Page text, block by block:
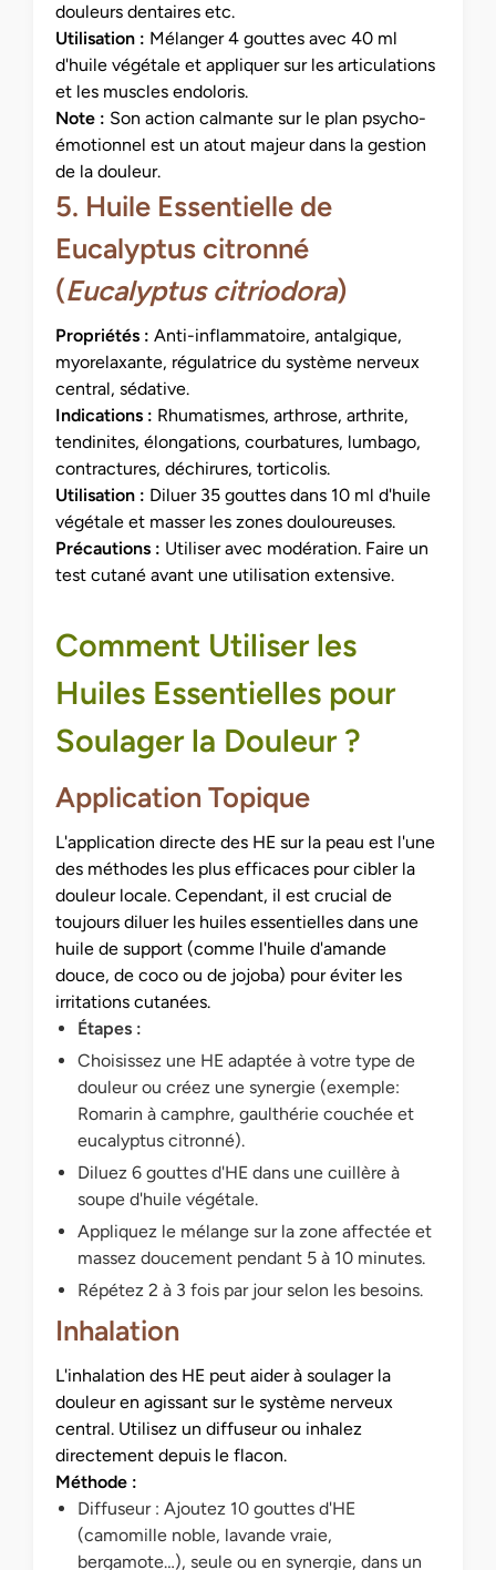
douleurs dentaires etc.
Utilisation : Mélanger 4 gouttes avec 40 ml
d'huile végétale et appliquer sur les articulations
et les muscles endoloris.
Note : Son action calmante sur le plan psycho-
émotionnel est un atout majeur dans la gestion
de la douleur.
5. Huile Essentielle de
Eucalyptus citronné
(Eucalyptus citriodora)
Propriétés : Anti-inflammatoire, antalgique,
myorelaxante, régulatrice du système nerveux
central, sédative.
Indications : Rhumatismes, arthrose, arthrite,
tendinites, élongations, courbatures, lumbago,
contractures, déchirures, torticolis.
Utilisation : Diluer 35 gouttes dans 10 ml d'huile
végétale et masser les zones douloureuses.
Précautions : Utiliser avec modération. Faire un
test cutané avant une utilisation extensive.
Comment Utiliser les
Huiles Essentielles pour
Soulager la Douleur ?
Application Topique
L'application directe des HE sur la peau est l'une
des méthodes les plus efficaces pour cibler la
douleur locale. Cependant, il est crucial de
toujours diluer les huiles essentielles dans une
huile de support (comme l'huile d'amande
douce, de coco ou de jojoba) pour éviter les
irritations cutanées.
Étapes :
Choisissez une HE adaptée à votre type de
douleur ou créez une synergie (exemple:
Romarin à camphre, gaulthérie couchée et
eucalyptus citronné).
Diluez 6 gouttes d'HE dans une cuillère à
soupe d'huile végétale.
Appliquez le mélange sur la zone affectée et
massez doucement pendant 5 à 10 minutes.
Répétez 2 à 3 fois par jour selon les besoins.
Inhalation
L'inhalation des HE peut aider à soulager la
douleur en agissant sur le système nerveux
central. Utilisez un diffuseur ou inhalez
directement depuis le flacon.
Méthode :
Diffuseur : Ajoutez 10 gouttes d'HE
(camomille noble, lavande vraie,
bergamote…), seule ou en synergie, dans un